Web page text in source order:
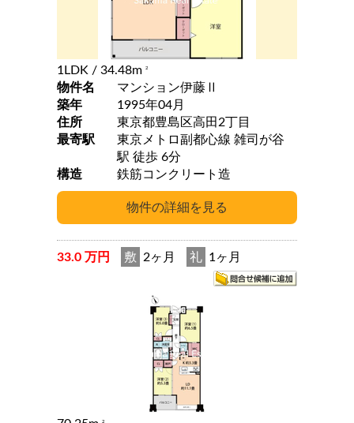
1LDK / 34.48m 2
物件名
マンション伊藤Ⅱ
築年
1995年04月
住所
東京都豊島区高田2丁目
最寄駅
東京メトロ副都心線 雑司が谷
駅 徒歩 6分
構造
鉄筋コンクリート造
33.0 万円 敷 2ヶ月 礼 1ヶ月
2